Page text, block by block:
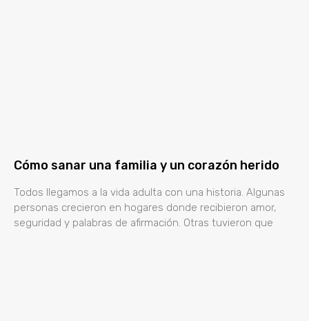
Cómo sanar una familia y un corazón herido
Todos llegamos a la vida adulta con una historia. Algunas
personas crecieron en hogares donde recibieron amor,
seguridad y palabras de afirmación. Otras tuvieron que